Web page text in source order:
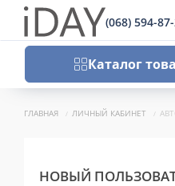
(068) 594-
Каталог
ГЛАВНАЯ ЛИЧНЫЙ КАБИНЕТ
НОВЫЙ